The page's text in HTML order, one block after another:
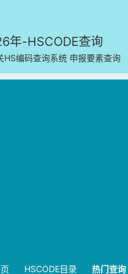
年-HSCODE查询
HS编码查询系统 申报要素查询
HSCODE目录 热门查询